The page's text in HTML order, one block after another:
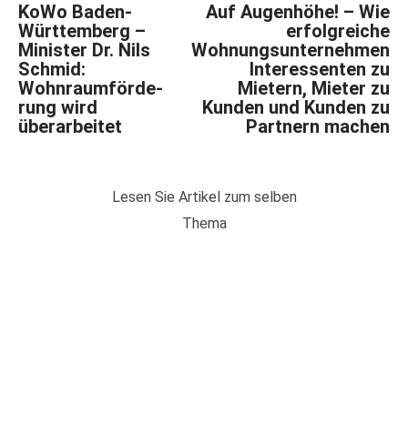
KoWo Baden-
Württemberg –
Minister Dr. Nils
Schmid:
Wohnraumförde-
rung wird
überarbeitet
Auf Augenhöhe! – Wie
erfolgreiche
Wohnungsunternehmen
Interessenten zu
Mietern, Mieter zu
Kunden und Kunden zu
Partnern machen
Lesen Sie Artikel zum selben
Thema